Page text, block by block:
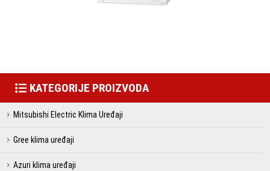
KATEGORIJE PROIZVODA
Mitsubishi Electric Klima Uređaji
Gree klima uređaji
Azuri klima uređaji